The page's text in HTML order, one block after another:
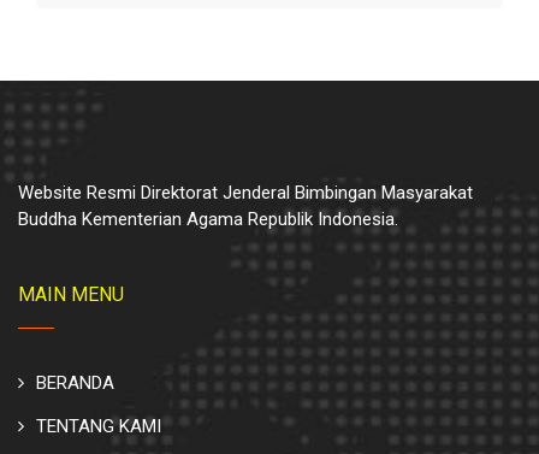
Website Resmi Direktorat Jenderal Bimbingan Masyarakat
Buddha Kementerian Agama Republik Indonesia.
MAIN MENU
BERANDA
TENTANG KAMI